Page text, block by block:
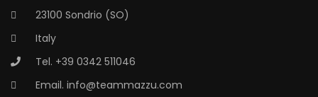
23100 Sondrio (SO)
Italy
Tel. +39 0342 511046
Email. info@teammazzu.com